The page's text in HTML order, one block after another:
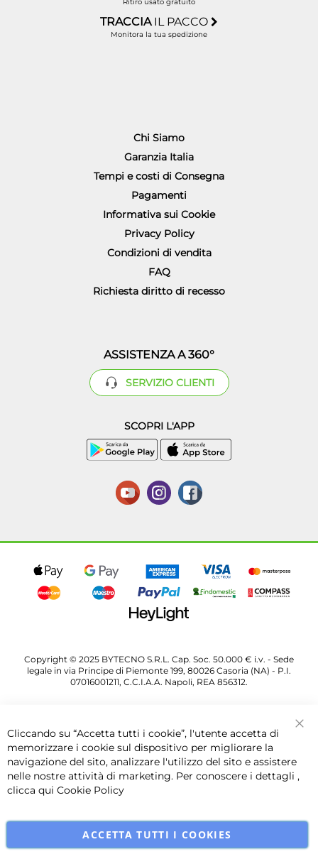
Ritiro usato gratuito
TRACCIA IL PACCO
Monitora la tua spedizione
Chi Siamo
Garanzia Italia
Tempi e costi di Consegna
Pagamenti
Informativa sui Cookie
Privacy Policy
Condizioni di vendita
FAQ
Richiesta diritto di recesso
ASSISTENZA A 360°
SERVIZIO CLIENTI
SCOPRI L'APP
Copyright © 2025 BYTECNO S.R.L. Cap. Soc. 50.000 € i.v. - Sede
legale in via Principe di Piemonte 199, 80026 Casoria (NA) - P.I.
07016001211, C.C.I.A.A. Napoli, REA 856312.
Cliccando su “Accetta tutti i cookie”, l'utente accetta di
memorizzare i cookie sul dispositivo per migliorare la
navigazione del sito, analizzare l'utilizzo del sito e assistere
nelle nostre attività di marketing. Per conoscere i dettagli ,
clicca qui Cookie Policy
ACCETTA TUTTI I COOKIES